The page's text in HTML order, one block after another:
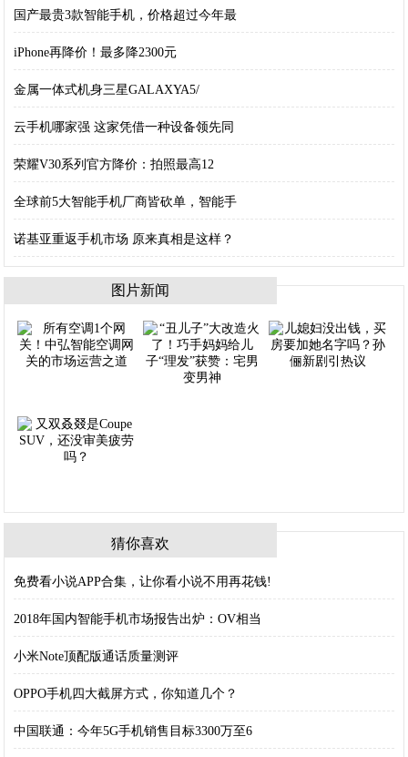
国产最贵3款智能手机，价格超过今年最
iPhone再降价！最多降2300元
金属一体式机身三星GALAXYA5/
云手机哪家强 这家凭借一种设备领先同
荣耀V30系列官方降价：拍照最高12
全球前5大智能手机厂商皆砍单，智能手
诺基亚重返手机市场 原来真相是这样？
图片新闻
猜你喜欢
免费看小说APP合集，让你看小说不用再花钱!
2018年国内智能手机市场报告出炉：OV相当
小米Note顶配版通话质量测评
OPPO手机四大截屏方式，你知道几个？
中国联通：今年5G手机销售目标3300万至6